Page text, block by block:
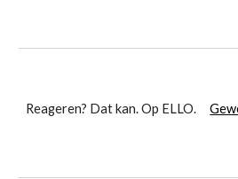
Reageren? Dat kan. Op ELLO.